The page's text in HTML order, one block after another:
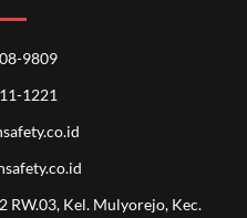
9809
1221
RW.03, Kel. Mulyorejo, Kec.